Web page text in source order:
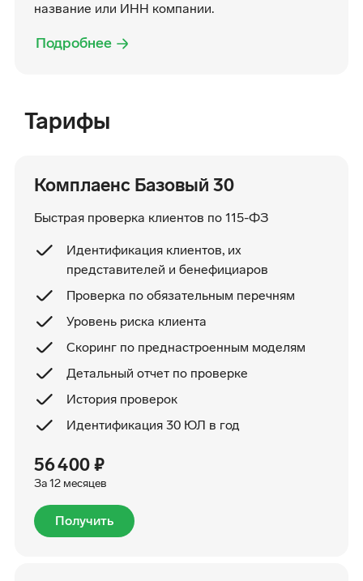
название или ИНН компании.
Подробнее
Тарифы
Комплаенс Базовый 30
Быстрая проверка клиентов по 115-ФЗ
Идентификация клиентов, их
представителей и бенефициаров
Проверка по обязательным перечням
Уровень риска клиента
Скоринг по преднастроенным моделям
Детальный отчет по проверке
История проверок
Идентификация 30 ЮЛ в год
56 400 ₽
За 12 месяцев
Получить